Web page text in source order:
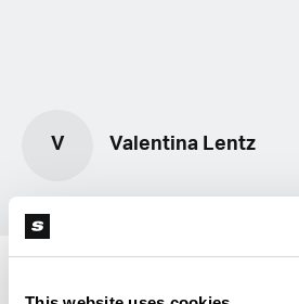
V Valentina Lentz
Medizinisch